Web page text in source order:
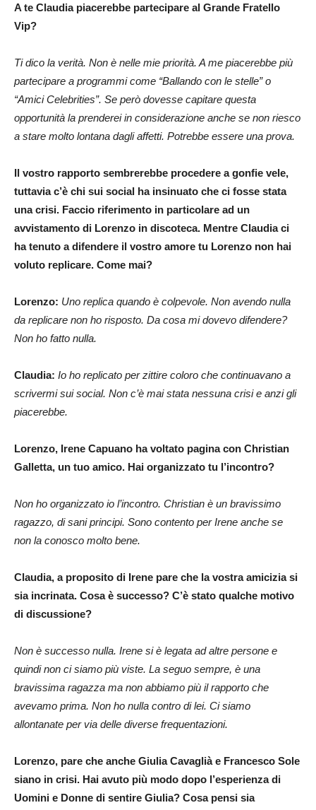
A te Claudia piacerebbe partecipare al Grande Fratello
Vip?
Ti dico la verità. Non è nelle mie priorità. A me piacerebbe più
partecipare a programmi come “Ballando con le stelle” o
“Amici Celebrities”. Se però dovesse capitare questa
opportunità la prenderei in considerazione anche se non riesco
a stare molto lontana dagli affetti. Potrebbe essere una prova.
Il vostro rapporto sembrerebbe procedere a gonfie vele,
tuttavia c’è chi sui social ha insinuato che ci fosse stata
una crisi. Faccio riferimento in particolare ad un
avvistamento di Lorenzo in discoteca. Mentre Claudia ci
ha tenuto a difendere il vostro amore tu Lorenzo non hai
voluto replicare. Come mai?
Lorenzo: Uno replica quando è colpevole. Non avendo nulla
da replicare non ho risposto. Da cosa mi dovevo difendere?
Non ho fatto nulla.
Claudia: Io ho replicato per zittire coloro che continuavano a
scrivermi sui social. Non c’è mai stata nessuna crisi e anzi gli
piacerebbe.
Lorenzo, Irene Capuano ha voltato pagina con Christian
Galletta, un tuo amico. Hai organizzato tu l’incontro?
Non ho organizzato io l’incontro. Christian è un bravissimo
ragazzo, di sani principi. Sono contento per Irene anche se
non la conosco molto bene.
Claudia, a proposito di Irene pare che la vostra amicizia si
sia incrinata. Cosa è successo? C’è stato qualche motivo
di discussione?
Non è successo nulla. Irene si è legata ad altre persone e
quindi non ci siamo più viste. La seguo sempre, è una
bravissima ragazza ma non abbiamo più il rapporto che
avevamo prima. Non ho nulla contro di lei. Ci siamo
allontanate per via delle diverse frequentazioni.
Lorenzo, pare che anche Giulia Cavaglià e Francesco Sole
siano in crisi. Hai avuto più modo dopo l’esperienza di
Uomini e Donne di sentire Giulia? Cosa pensi sia